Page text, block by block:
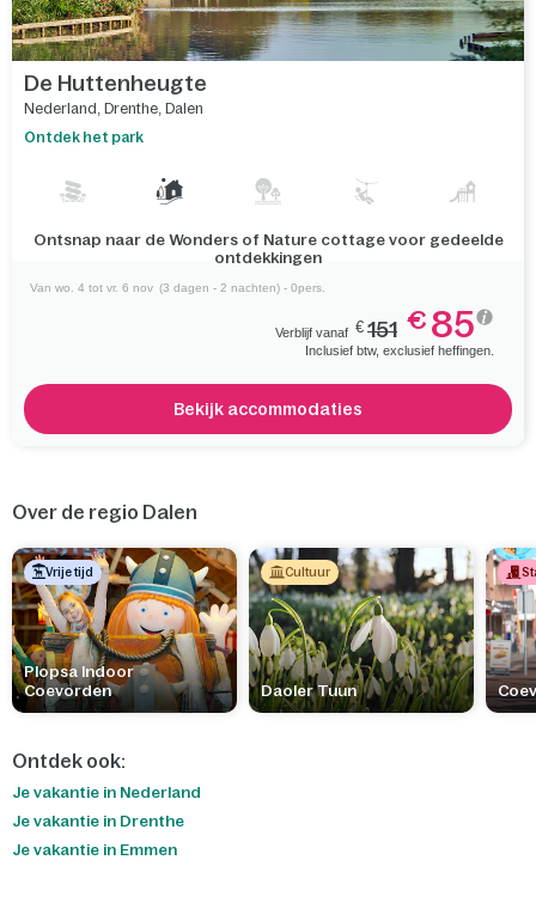
De Huttenheugte
Nederland , Drenthe, Dalen
Ontdek het park
Ontsnap naar de Wonders of Nature cottage voor gedeelde
ontdekkingen
Van wo. 4 tot vr. 6 nov (3 dagen - 2 nachten) - 0pers.
Verblijf vanaf € 151 € 85
Inclusief btw, exclusief heffingen.
Bekijk accommodaties
Over de regio Dalen
Vrije tijd
Plopsa Indoor
Coevorden
Cultuur
Daoler Tuun
Ontdek ook:
Je vakantie in Nederland
Je vakantie in Drenthe
Je vakantie in Emmen